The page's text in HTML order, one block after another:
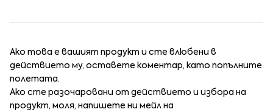
Ако това е вашият продукт и сте влюбени в
действието му, оставете коментар, като попълните
полетата.
Ако сте разочаровани от действието и избора на
продукт, моля, напишете ни мейл на